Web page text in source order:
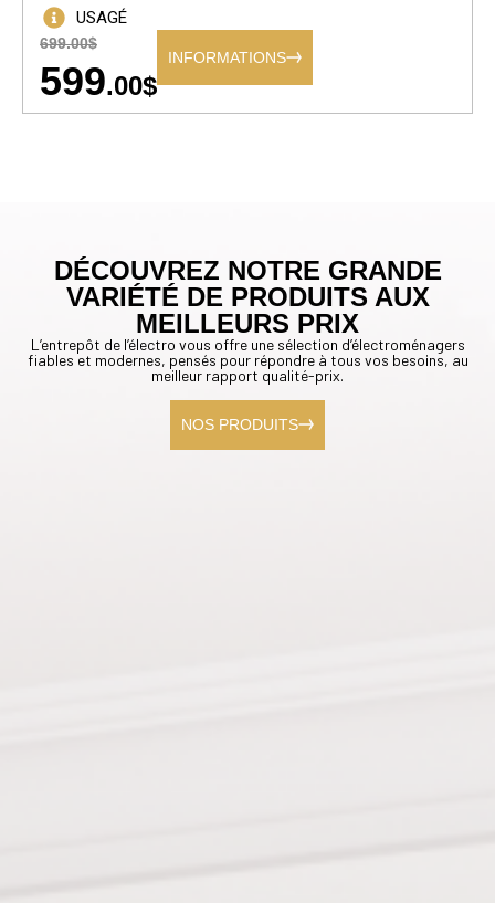
USAGÉ
699.00$
599.00$
INFORMATIONS
DÉCOUVREZ NOTRE GRANDE
VARIÉTÉ DE PRODUITS AUX
MEILLEURS PRIX
L’entrepôt de l’électro vous offre une sélection d’électroménagers
fiables et modernes, pensés pour répondre à tous vos besoins, au
meilleur rapport qualité-prix.
NOS PRODUITS